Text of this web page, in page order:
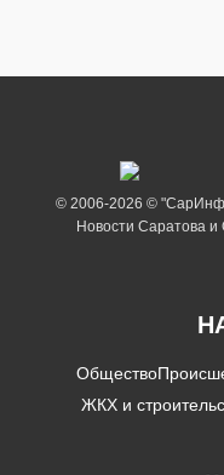
© 2006-2026 ©
Новости Саратова и
Общество
ЖКХ и